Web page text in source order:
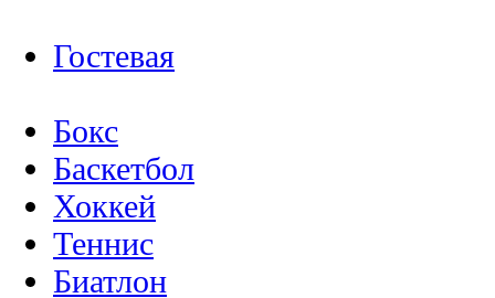
Гостевая
Бокс
Баскетбол
Хоккей
Теннис
Биатлон